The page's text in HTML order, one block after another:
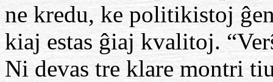
ne kredu, ke politikistoj
kiaj estas ĝiaj kvalitoj.
Ni devas tre klare montri